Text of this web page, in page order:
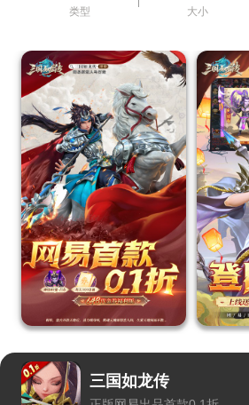
类型 大小
三国如龙传